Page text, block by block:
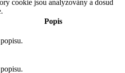
cookie jsou analyzovány a dosud
Popis